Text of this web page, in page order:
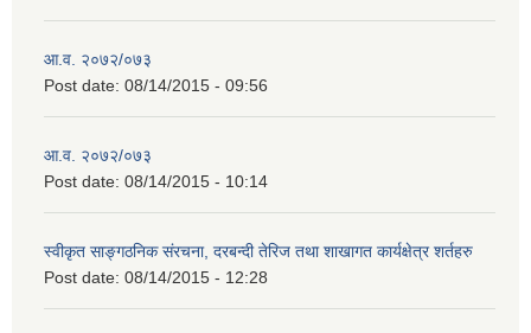
आ.व. २०७२/०७३
Post date: 08/14/2015 - 09:56
आ.व. २०७२/०७३
Post date: 08/14/2015 - 10:14
स्वीकृत साङ्गठनिक संरचना, दरबन्दी तेरिज तथा शाखागत कार्यक्षेत्र शर्तहरु
Post date: 08/14/2015 - 12:28